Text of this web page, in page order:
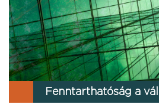
Fenntarthatóság a